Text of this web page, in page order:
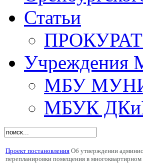
Статьи
Учреждения
МБУ
МБУК
Проект постановления Об утверждении
перепланировки помещения в многоквартирном